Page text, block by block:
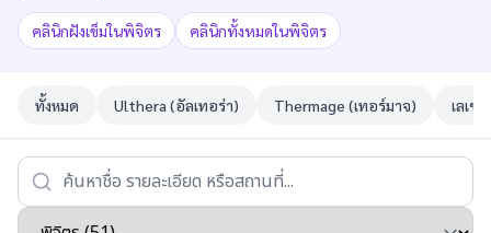
คลินิกฝังเข็มในพิจิตร คลินิกทั้งหมดในพิจิตร
ทั้งหมด Ulthera (อัลเทอร่า) Thermage (เทอร์มาจ) เลเซ